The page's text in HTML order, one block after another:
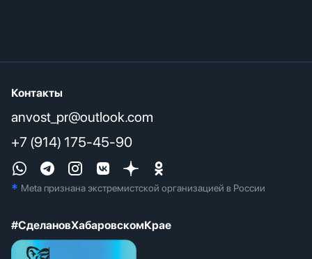
Контакты
anvost_pr@outlook.com
+7 (914) 175-45-90
* Meta признана экстремистcкой организацией в России
#СделановХабаровскомКрае